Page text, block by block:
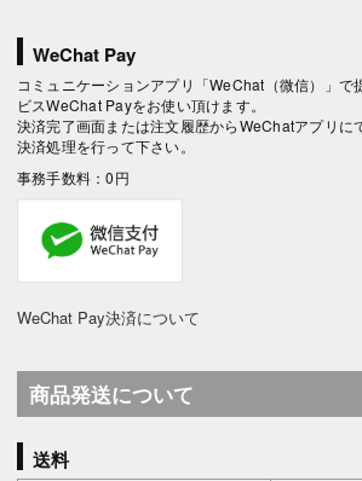
WeChat Pay
コミュニケーションアプリ「WeChat（微信）」で
ビスWeChat Payをお使い頂けます。
決済完了画面または注文履歴からWeChatアプリに
決済処理を行って下さい。
事務手数料：0円
WeChat Pay決済について
商品発送について
送料